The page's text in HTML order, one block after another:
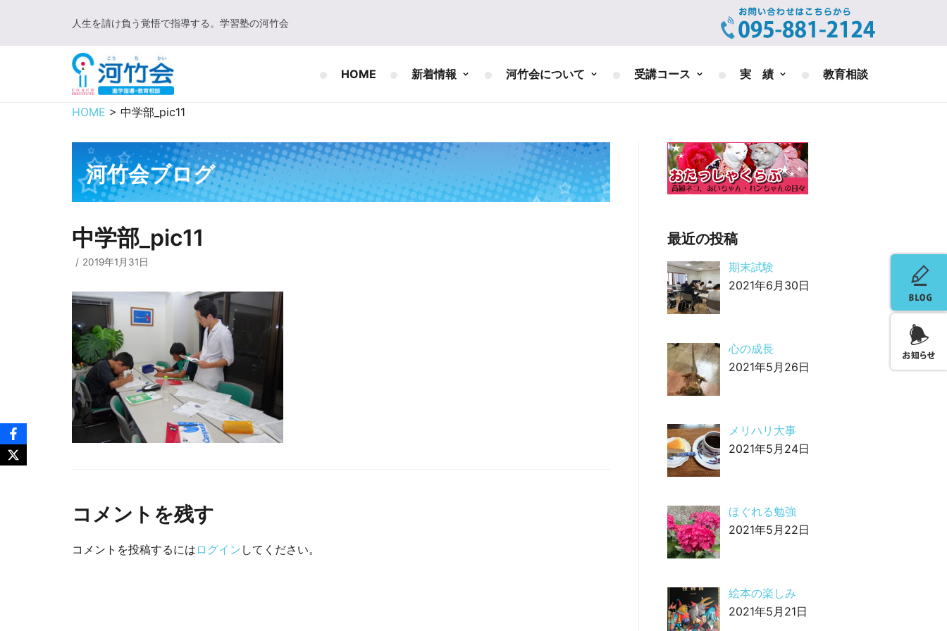
人生を請け負う覚悟で指導する。学習塾の河竹会
HOME 新着情報 河竹会について 受講コース 実 績 教育相談
HOME > 中学部_pic11
河竹会ブログ
中学部_pic11
2019年1月31日
コメントを残す
コメントを投稿するには ログイン してください。
最近の投稿
期末試験
2021年6月30日
心の成長
2021年5月26日
メリハリ大事
2021年5月24日
ほぐれる勉強
2021年5月22日
絵本の楽しみ
2021年5月21日